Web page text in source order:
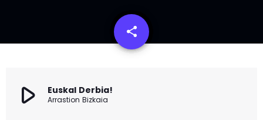
share
email
play_arrow Euskal Derbia!
Arrastion Bizkaia